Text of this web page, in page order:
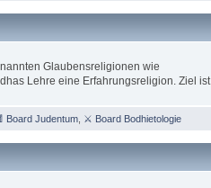
Glaubensreligionen wie
Lehre eine Erfahrungsreligion. Ziel ist
Board Judentum, ⚔ Board Bodhietologie